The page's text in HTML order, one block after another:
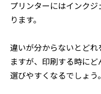
プリンターにはインク
ります。
違いが分からないとど
ますが、印刷する時に
選びやすくなるでしょう。